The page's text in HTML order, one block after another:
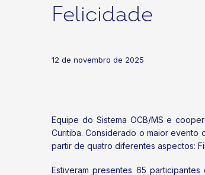
Felicidade
12 de novembro de 2025
Equipe do Sistema OCB/MS e
Curitiba. Considerado o maior evento
partir de quatro diferentes aspectos:
Estiveram presentes 65